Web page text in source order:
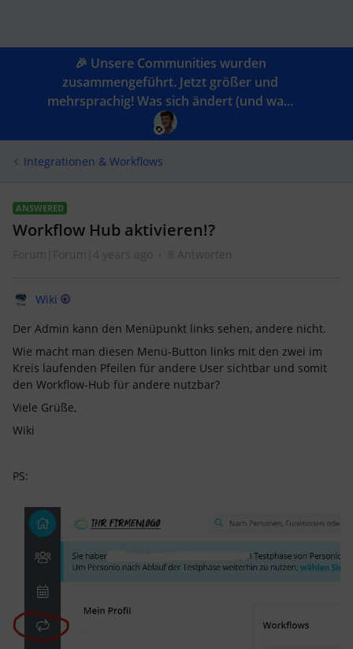
🎉 Unsere Communities wurden
zusammengeführt. Jetzt größer und
mehrsprachig! Was sich ändert (und wa...
Integrationen & Workflows
ANSWERED
Workflow Hub aktivieren!?
Forum|Forum|4 years ago 8 Antworten
Wiki
Der Admin kann den Menüpunkt links sehen, andere nicht.
Wie macht man diesen Menü-Button links mit den zwei im
Kreis laufenden Pfeilen für andere User sichtbar und somit
den Workflow-Hub für andere nutzbar?
Viele Grüße,
Wiki
PS: